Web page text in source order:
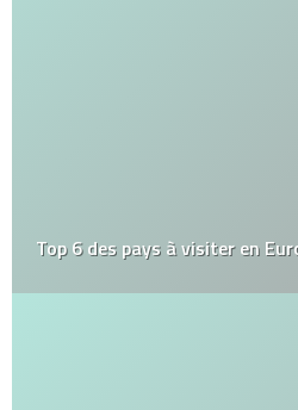
Top 6 des pays à visiter en